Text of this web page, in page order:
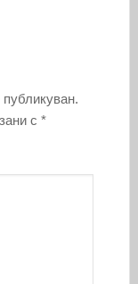
с *